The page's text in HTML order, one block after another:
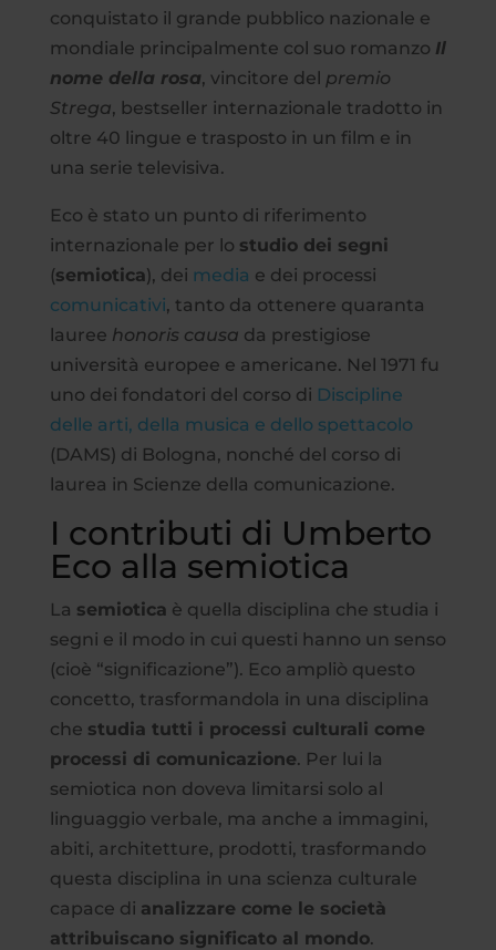
conquistato il grande pubblico nazionale e
mondiale principalmente col suo romanzo Il
nome della rosa, vincitore del premio
Strega, bestseller internazionale tradotto in
oltre 40 lingue e trasposto in un film e in
una serie televisiva.
Eco è stato un punto di riferimento
internazionale per lo studio dei segni
(semiotica), dei media e dei processi
comunicativi, tanto da ottenere quaranta
lauree honoris causa da prestigiose
università europee e americane. Nel 1971 fu
uno dei fondatori del corso di Discipline
delle arti, della musica e dello spettacolo
(DAMS) di Bologna, nonché del corso di
laurea in Scienze della comunicazione.
I contributi di Umberto
Eco alla semiotica
La semiotica è quella disciplina che studia i
segni e il modo in cui questi hanno un senso
(cioè “significazione”). Eco ampliò questo
concetto, trasformandola in una disciplina
che studia tutti i processi culturali come
processi di comunicazione. Per lui la
semiotica non doveva limitarsi solo al
linguaggio verbale, ma anche a immagini,
abiti, architetture, prodotti, trasformando
questa disciplina in una scienza culturale
capace di analizzare come le società
attribuiscano significato al mondo.